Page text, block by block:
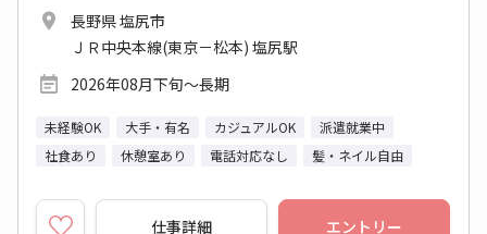
長野県 塩尻市
ＪＲ中央本線(東京－松本) 塩尻駅
2026年08月下旬～長期
未経験OK 大手・有名 カジュアルOK
派遣就業中
社食あり
休憩室あり 電話対応なし 髪・ネイル自由
仕事詳細 エントリー